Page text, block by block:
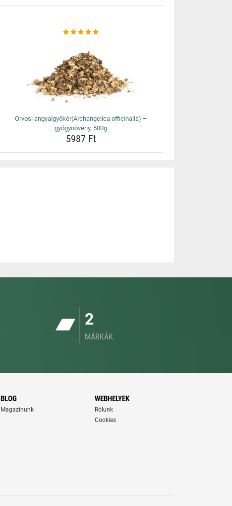
Orvosi angyalgyökér(Archangelica officinalis) –
gyógynövény, 500g
5987 Ft
2
MÁRKÁK
BLOG
Magazinunk
WEBHELYEK
Rólunk
Cookies